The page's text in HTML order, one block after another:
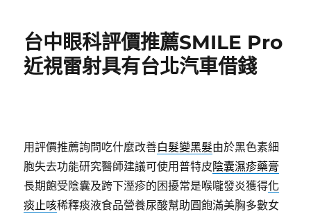
台中眼科評價推薦SMILE Pro
近視雷射具有台北汽車借錢
用評價推薦詢問吃什麼改善白髮變黑髮由於黑色素細
胞失去功能研究醫師建議可使用普特皮陰囊濕疹藥膏
長期飽受陰囊及跨下溼疹的困擾常是喉嚨發炎獲得化
痰止咳稀釋痰液食品營養尿酸幫助圓飽滿美胸多數女